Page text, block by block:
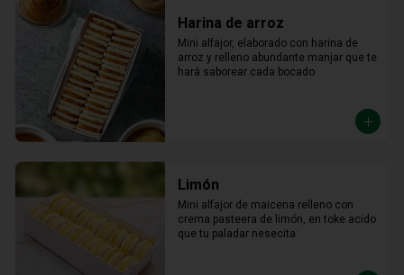
Harina de arroz
Mini alfajor, elaborado con harina de
arroz y relleno abundante manjar que te
hará saborear cada bocado
Limón
Mini alfajor de maicena relleno con
crema pasteera de limón, en toke acido
que tu paladar nesecita